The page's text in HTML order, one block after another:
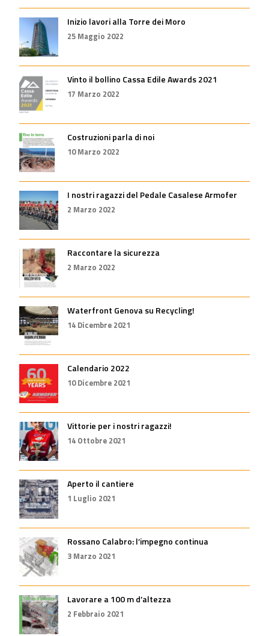
Inizio lavori alla Torre dei Moro
25 Maggio 2022
Vinto il bollino Cassa Edile Awards 2021
17 Marzo 2022
Costruzioni parla di noi
10 Marzo 2022
I nostri ragazzi del Pedale Casalese Armofer
2 Marzo 2022
Raccontare la sicurezza
2 Marzo 2022
Waterfront Genova su Recycling!
14 Dicembre 2021
Calendario 2022
10 Dicembre 2021
Vittorie per i nostri ragazzi!
14 Ottobre 2021
Aperto il cantiere
1 Luglio 2021
Rossano Calabro: l’impegno continua
3 Marzo 2021
Lavorare a 100 m d’altezza
2 Febbraio 2021